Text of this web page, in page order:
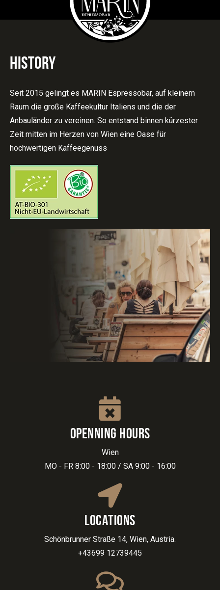
HISTORY
Seit 2015 gelingt es MARIN Espressobar, auf kleinem
Raum die große Kaffeekultur Italiens und die der
Anbauländer zu vereinen. So entstand binnen kürzester
Zeit mitten im Herzen von Wien eine Oase für
hochwertigen Kaffeegenuss
OPENNING HOURS
Wien
MO - FR 8:00 - 18:00 / SA 9:00 - 16:00
LOCATIONS
Schönbrunner Straße 14, Wien, Austria.
+43699 12739445